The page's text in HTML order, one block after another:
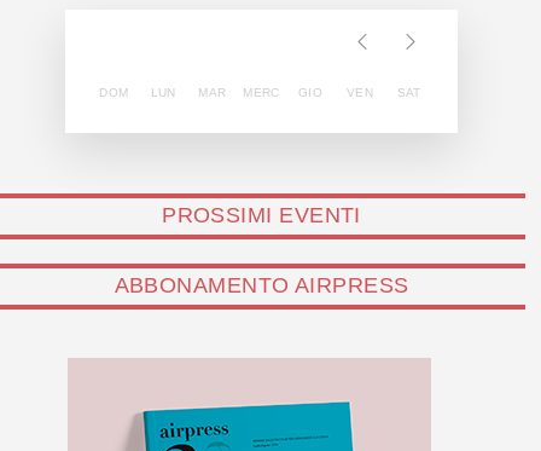
DOM LUN MAR MERC GIO VEN SAT
PROSSIMI EVENTI
ABBONAMENTO AIRPRESS